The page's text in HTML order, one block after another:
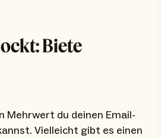
Biete
Mehrwert du deinen Email-
Vielleicht gibt es einen